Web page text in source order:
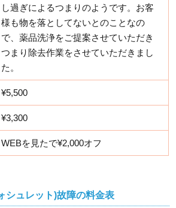
し過ぎによるつまりのようです。お客
様も物を落としてないとのことなの
で、薬品洗浄をご提案させていただき
つまり除去作業をさせていただきまし
た。
¥5,500
¥3,300
WEBを見たで¥2,000オフ
シュレット)故障の料金表